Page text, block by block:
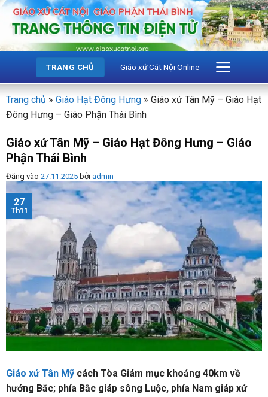
Bỏ
qua
dung
TRANG CHỦ Giáo xứ Cát Nội Online
Trang chủ » Giáo Hạt Đông Hưng » Giáo xứ Tân Mỹ – Giáo Hạt
Đông Hưng – Giáo Phận Thái Bình
Giáo xứ Tân Mỹ – Giáo Hạt Đông Hưng – Giáo
Phận Thái Bình
Đăng vào 27.11.2025 bởi admin
27
Th11
Giáo xứ Tân Mỹ cách Tòa Giám mục khoảng 40km về
hướng Bắc; phía Bắc giáp sông Luộc, phía Nam giáp xứ